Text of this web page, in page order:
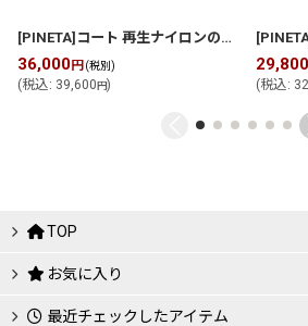
[PINETA]コート 再生ナイロンのサスティナブルタフタ
36,000円 (税別)
(税込: 39,600円)
29,800
(税込:
TOP
お気に入り
最近チェックしたアイテム